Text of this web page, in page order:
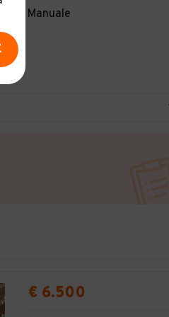
Manuale
€ 6.500